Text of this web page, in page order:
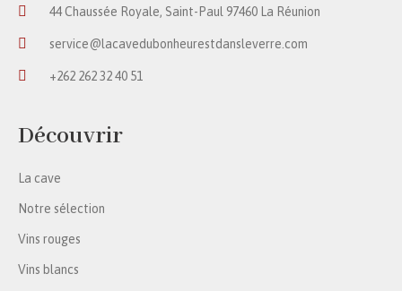
44 Chaussée Royale, Saint-Paul 97460 La Réunion
service@lacavedubonheurestdansleverre.com
+262 262 32 40 51
Découvrir
La cave
Notre sélection
Vins rouges
Vins blancs